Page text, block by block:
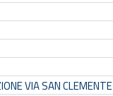
VIA SAN CLEMENTE